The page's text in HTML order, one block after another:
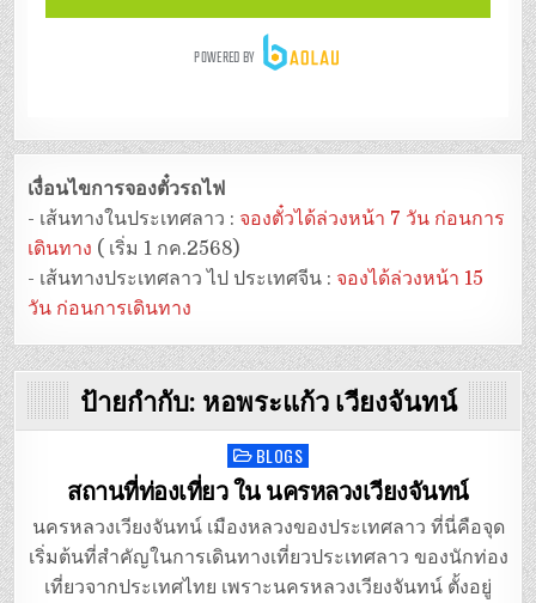
เงื่อนไขการจองตั๋วรถไฟ
- เส้นทางในประเทศลาว : จองตั๋วได้ล่วงหน้า 7 วัน ก่อนการ
เดินทาง ( เริ่ม 1 กค.2568)
- เส้นทางประเทศลาว ไป ประเทศจีน : จองได้ล่วงหน้า 15
วัน ก่อนการเดินทาง
ป้ายกำกับ: หอพระแก้ว เวียงจันทน์
Posted
in
BLOGS
สถานที่ท่องเที่ยว ใน นครหลวงเวียงจันทน์
นครหลวงเวียงจันทน์ เมืองหลวงของประเทศลาว ที่นี่คือจุด
เริ่มต้นที่สำคัญในการเดินทางเที่ยวประเทศลาว ของนักท่อง
เที่ยวจากประเทศไทย เพราะนครหลวงเวียงจันทน์ ตั้งอยู่